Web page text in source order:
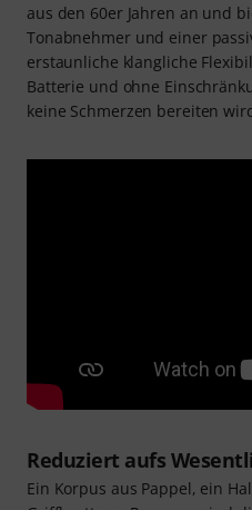
aus den 60er Jahren an und
Tonabnehmer und einer
erstaunliche klangliche
Batterie und ohne
keine Schmerzen bereiten
Reduziert aufs
Ein Korpus aus Pappel, ein